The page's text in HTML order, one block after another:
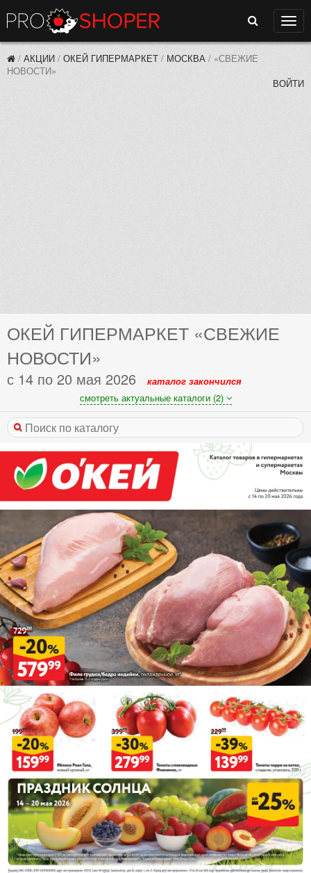
Поиск
/ АКЦИИ / ОКЕЙ ГИПЕРМАРКЕТ / МОСКВА / «СВЕЖИЕ
НОВОСТИ»
ВОЙТИ
ОКЕЙ ГИПЕРМАРКЕТ «СВЕЖИЕ
НОВОСТИ»
с 14 по 20 мая 2026
каталог закончился
смотреть актуальные каталоги (2)